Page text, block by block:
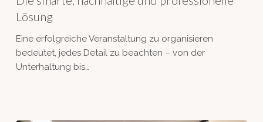
smarte,
nachhaltige
und
professionelle
Lösung
Lösung
Eine erfolgreiche Veranstaltung zu organisieren
bedeutet, jedes Detail zu beachten – von der
Unterhaltung bis…